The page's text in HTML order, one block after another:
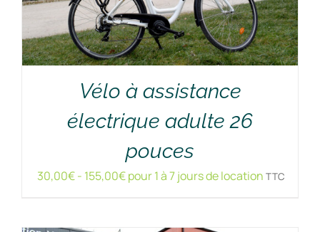
Vélo à assistance
électrique adulte 26
pouces
30,00€- 155,00€pour 1 à 7 jours de location TTC